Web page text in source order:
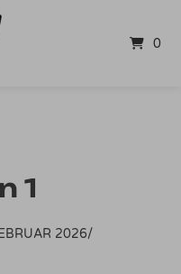
0
1
2026/